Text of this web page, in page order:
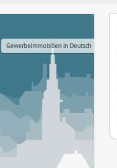
Gewerbeimmobilien in Deutsch